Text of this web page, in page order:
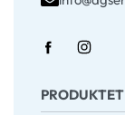
PRODUKTET